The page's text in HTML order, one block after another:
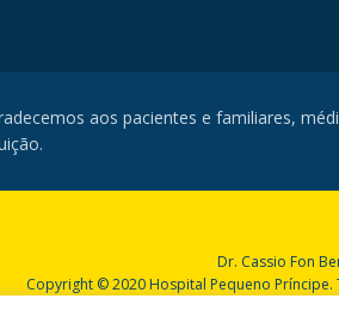
aos pacientes e familiares,
Dr. Cassio Fon
Copyright © 2020 Hospital Pequeno